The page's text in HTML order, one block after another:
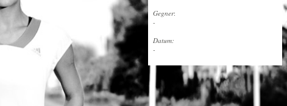
Gegner:
-
Datum:
-